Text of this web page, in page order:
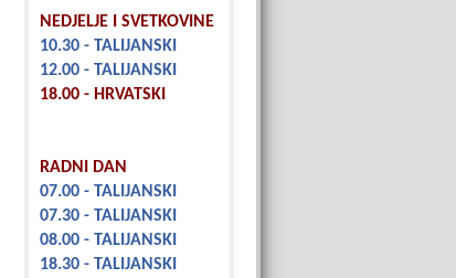
NEDJELJE I SVETKOVINE
10.30 - TALIJANSKI
12.00 - TALIJANSKI
18.00 - HRVATSKI
RADNI DAN
07.00 - TALIJANSKI
07.30 - TALIJANSKI
08.00 - TALIJANSKI
18.30 - TALIJANSKI